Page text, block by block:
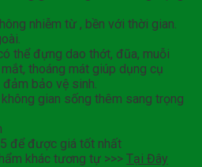
nhiễm từ , bền với thời gian.
thể đựng dao thớt, đũa, muỗi
thoáng mát giúp dụng cụ
bảo vệ sinh.
gian sống thêm sang trọng
để được giá tốt nhất
khác tương tự >>> Tại Đây